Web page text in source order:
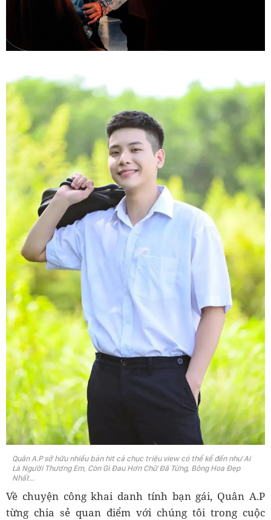
Quân A.P sở hữu nhiều bản hit cả chục triệu view có thể kể đến như Ai
Là Người Thương Em, Còn Gì Đau Hơn Chữ Đã Từng, Bông Hoa Đẹp
Nhất...
Về chuyện công khai danh tính bạn gái, Quân A.P
từng chia sẻ quan điểm với chúng tôi trong cuộc